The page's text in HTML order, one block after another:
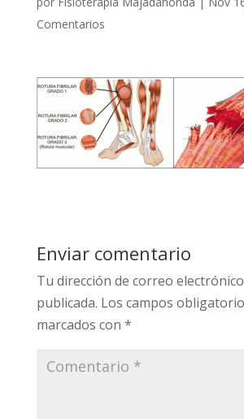
Comentarios
Enviar comentario
Tu dirección de correo
publicada. Los campos
marcados con *